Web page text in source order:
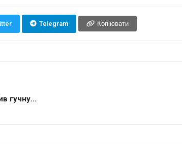
Telegram Копіювати
гучну...